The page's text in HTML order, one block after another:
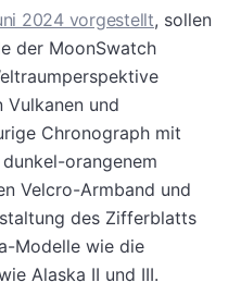
2024 vorgestellt, sollen
der MoonSwatch
und
Chronograph mit
orangenem
Velcro-Armband und
des Zifferblatts
Modelle wie die
Alaska II und III.